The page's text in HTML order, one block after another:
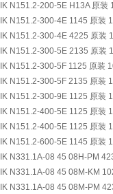
N151.2-200-5E H13A 原装
N151.2-300-4E 1145 原装
N151.2-300-4E 4225 原装
N151.2-300-5E 2135 原装
N151.2-300-5F 1125 原装
N151.2-300-5F 2135 原装
N151.2-300-9E 1125 原装
N151.2-400-5E 1125 原装
N151.2-400-5E 1125 原装
N151.2-600-5E 1145 原装
N331.1A-08 45 08H-PM
N331.1A-08 45 08M-KM
N331.1A-08 45 08M-PM